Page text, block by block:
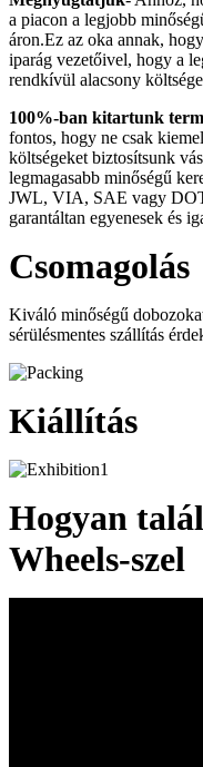
a piacon a legjobb
áron.Ez az oka annak,
iparág vezetőivel, hogy a
rendkívül alacsony
100%-ban kitartunk
fontos, hogy ne csak
költségeket biztosítsunk
legmagasabb minőségű
JWL, VIA, SAE vagy
garantáltan egyenesek és
Csomagolás
Kiváló minőségű
sérülésmentes szállítás
Kiállítás
Hogyan
Wheels-szel